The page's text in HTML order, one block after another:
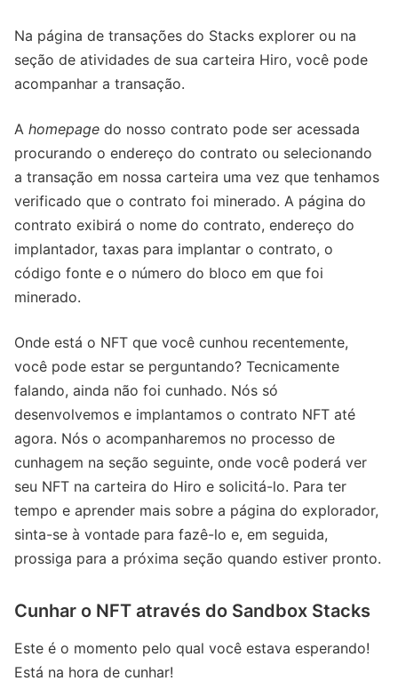
Na página de transações do Stacks explorer ou na
seção de atividades de sua carteira Hiro, você pode
acompanhar a transação.
A homepage do nosso contrato pode ser acessada
procurando o endereço do contrato ou selecionando
a transação em nossa carteira uma vez que tenhamos
verificado que o contrato foi minerado. A página do
contrato exibirá o nome do contrato, endereço do
implantador, taxas para implantar o contrato, o
código fonte e o número do bloco em que foi
minerado.
Onde está o NFT que você cunhou recentemente,
você pode estar se perguntando? Tecnicamente
falando, ainda não foi cunhado. Nós só
desenvolvemos e implantamos o contrato NFT até
agora. Nós o acompanharemos no processo de
cunhagem na seção seguinte, onde você poderá ver
seu NFT na carteira do Hiro e solicitá-lo. Para ter
tempo e aprender mais sobre a página do explorador,
sinta-se à vontade para fazê-lo e, em seguida,
prossiga para a próxima seção quando estiver pronto.
Cunhar o NFT através do Sandbox Stacks
Este é o momento pelo qual você estava esperando!
Está na hora de cunhar!